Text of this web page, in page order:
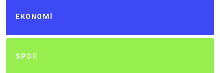
EKONOMI
SPOR